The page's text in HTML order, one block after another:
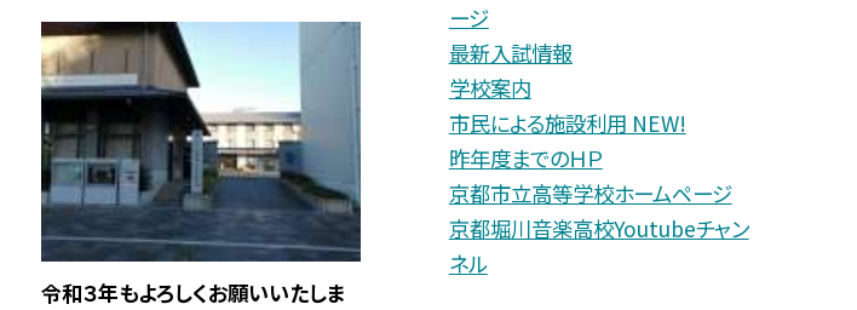
令和３年もよろしくお願いいたしま
ージ
最新入試情報
学校案内
市民による施設利用 NEW!
昨年度までのＨＰ
京都市立高等学校ホームページ
京都堀川音楽高校Youtubeチャン
ネル